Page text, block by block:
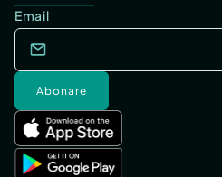
Email
Abonare